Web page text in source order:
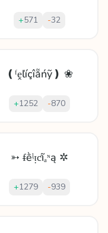
+571 -32
❪ᶠḙľíçîẵńỹ❫ ❀
+1252 -870
➳ ᵮḕᶪᴉƈĩₐᶰą ✲
+1279 -939